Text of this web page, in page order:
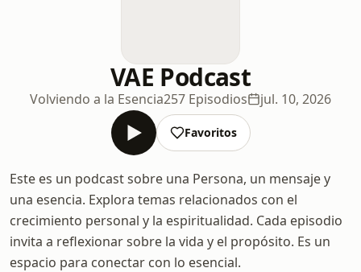
VAE Podcast
Volviendo a la Esencia257 Episodios jul. 10, 2026
Favoritos
Este es un podcast sobre una Persona, un mensaje y
una esencia. Explora temas relacionados con el
crecimiento personal y la espiritualidad. Cada episodio
invita a reflexionar sobre la vida y el propósito. Es un
espacio para conectar con lo esencial.